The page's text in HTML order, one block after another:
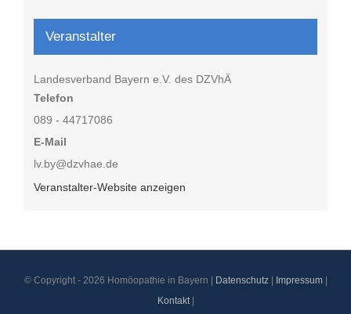
Veranstalter
Landesverband Bayern e.V. des DZVhÄ
Telefon
089 - 44717086
E-Mail
lv.by@dzvhae.de
Veranstalter-Website anzeigen
© Copyright - 2026 Homöopathie in Bayern | Datenschutz| Impressum|
Kontakt|